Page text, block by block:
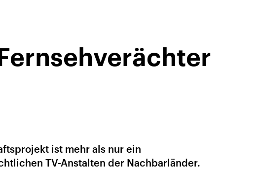
ist mehr als nur ein
TV-Anstalten der Nachbarländer.